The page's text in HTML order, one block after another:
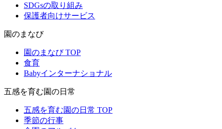
SDGsの取り組み
保護者向けサービス
園のまなび
園のまなび TOP
食育
Babyインターナショナル
五感を育む園の日常
五感を育む園の日常 TOP
季節の行事